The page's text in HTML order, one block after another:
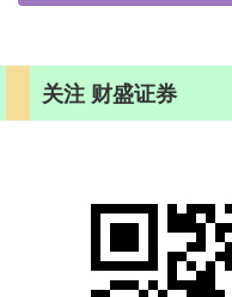
关注 财盛证券